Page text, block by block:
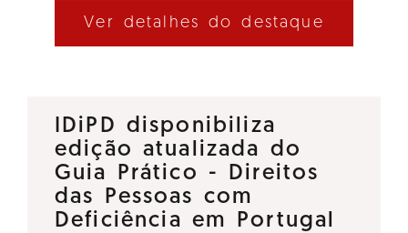
Ver detalhes do destaque
IDiPD disponibiliza
edição atualizada do
Guia Prático - Direitos
das Pessoas com
Deficiência em Portugal